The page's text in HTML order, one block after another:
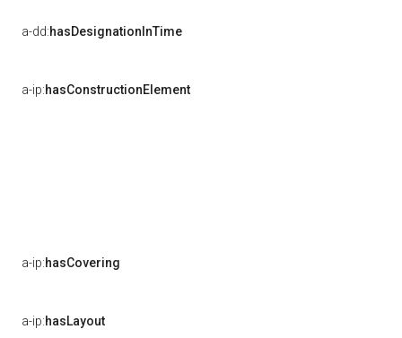
a-dd:hasDesignationInTime
a-ip:hasConstructionElement
a-ip:hasCovering
a-ip:hasLayout